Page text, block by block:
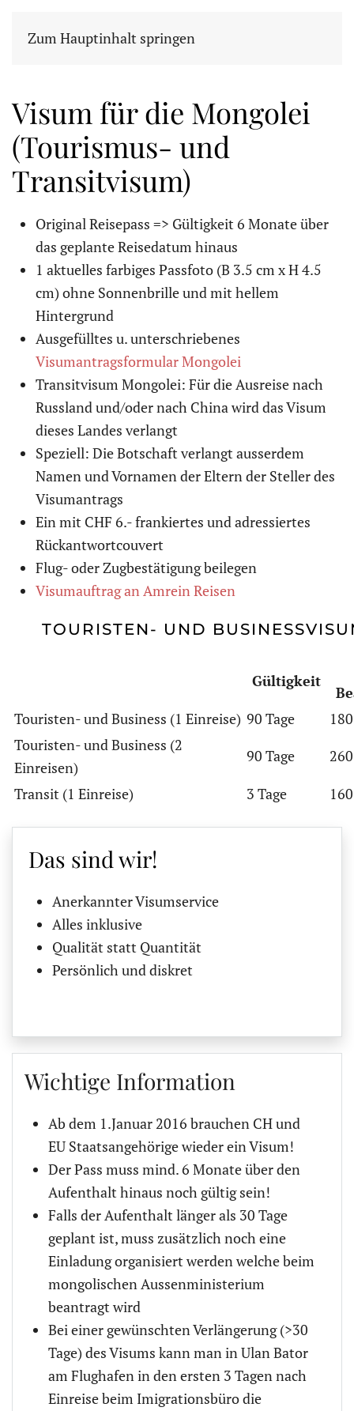
Zum Hauptinhalt springen
Visum für die Mongolei
(Tourismus- und
Transitvisum)
Original Reisepass => Gültigkeit 6 Monate über
das geplante Reisedatum hinaus
1 aktuelles farbiges Passfoto (B 3.5 cm x H 4.5
cm) ohne Sonnenbrille und mit hellem
Hintergrund
Ausgefülltes u. unterschriebenes
Visumantragsformular Mongolei
Transitvisum Mongolei: Für die Ausreise nach
Russland und/oder nach China wird das Visum
dieses Landes verlangt
Speziell: Die Botschaft verlangt ausserdem
Namen und Vornamen der Eltern der Steller des
Visumantrags
Ein mit CHF 6.- frankiertes und adressiertes
Rückantwortcouvert
Flug- oder Zugbestätigung beilegen
Visumauftrag an Amrein Reisen
TOURISTEN- UND
Gültigkeit
Touristen- und Business (1 Einreise) 90 Tage
Touristen- und Business (2
Einreisen)
90 Tage
Transit (1 Einreise)
3 Tage
Das sind wir!
Anerkannter Visumservice
Alles inklusive
Qualität statt Quantität
Persönlich und diskret
Wichtige Information
Ab dem 1.Januar 2016 brauchen CH und
EU Staatsangehörige wieder ein Visum!
Der Pass muss mind. 6 Monate über den
Aufenthalt hinaus noch gültig sein!
Falls der Aufenthalt länger als 30 Tage
geplant ist, muss zusätzlich noch eine
Einladung organisiert werden welche beim
mongolischen Aussenministerium
beantragt wird
Bei einer gewünschten Verlängerung (>30
Tage) des Visums kann man in Ulan Bator
am Flughafen in den ersten 3 Tagen nach
Einreise beim Imigrationsbüro die